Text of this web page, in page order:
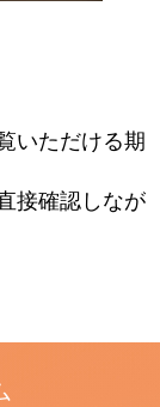
いただける期
接確認しなが